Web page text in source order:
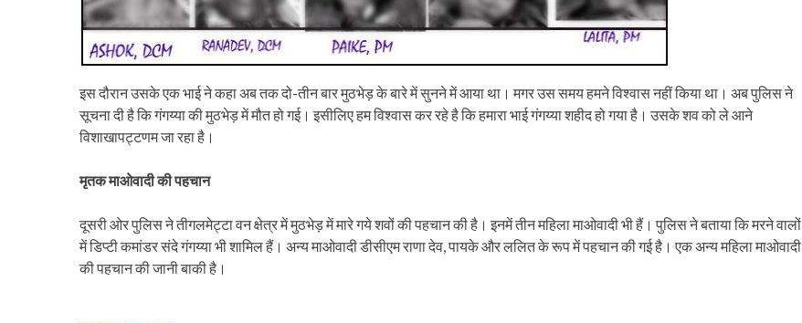
इस दौरान उसके एक भाई ने कहा अब तक दो-तीन बार मुठभेड़ के बारे में सुनने में आया था। मगर उस समय हमने विश्वास नहीं किया था। अब पुलिस ने
सूचना दी है कि गंगय्या की मुठभेड़ में मौत हो गई। इसीलिए हम विश्वास कर रहे है कि हमारा भाई गंगय्या शहीद हो गया है। उसके शव को ले आने
विशाखापट्टणम जा रहा है।
मृतक माओवादी की पहचान
दूसरी ओर पुलिस ने तीगलमेट्टा वन क्षेत्र में मुठभेड़ में मारे गये शवों की पहचान की है। इनमें तीन महिला माओवादी भी हैं। पुलिस ने बताया कि मरने वालों
में डिप्टी कमांडर संदे गंगय्या भी शामिल हैं। अन्य माओवादी डीसीएम राणा देव, पायके और ललित के रूप में पहचान की गई है। एक अन्य महिला माओवादी
की पहचान की जानी बाकी है।